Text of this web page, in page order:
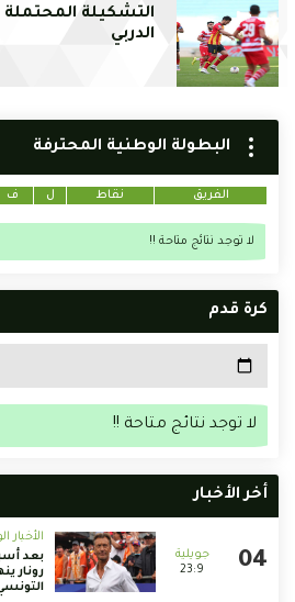
التشكيلة المحتملة
الدربي
البطولة الوطنية المحترفة
الفريق نقاط ل ف
لا توجد نتائج متاحة !!
كرة قدم
لا توجد نتائج متاحة !!
أخر الأخبار
23:9
الأخبار
بعد
رونار